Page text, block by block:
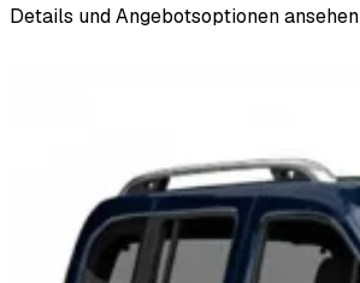
Details und Angebotsoptionen ansehen